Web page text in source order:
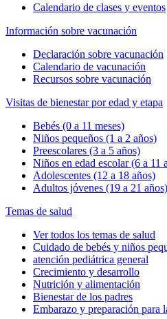
Calendario de clases y eventos
Información sobre vacunación
Declaración sobre vacunación
Calendario de vacunación
Recursos sobre vacunación
Visitas de bienestar por edad y etapa
Bebés (0 a 11 meses)
Niños pequeños (1 a 2 años)
Preescolares (3 a 5 años)
Niños en edad escolar (6 a 11
Adolescentes (12 a 18 años)
Adultos jóvenes (19 a 21 años)
Temas de salud
Ver todos los temas de salud
Cuidado de bebés y niños
atención pediátrica general
Crecimiento y desarrollo
Nutrición y alimentación
Bienestar de los padres
Embarazo y preparación para